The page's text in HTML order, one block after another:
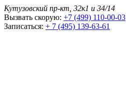
Кутузовский пр-кт, 32к1 и 34/14
Вызвать скорую: +7 (499) 110-00-03
Записаться: + 7 (495) 139-63-61